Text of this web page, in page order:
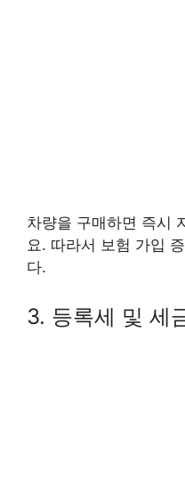
차량을 구매하면 즉시
요. 따라서 보험 가입
다.
3. 등록세 및 세